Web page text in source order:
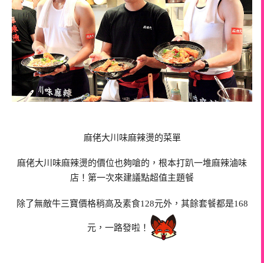
麻佬大川味麻辣燙的菜單
麻佬大川味麻辣燙的價位也夠嗆的，根本打趴一堆麻辣滷味
店！第一次來建議點超值主題餐
除了無敵牛三寶價格稍高及素食128元外，其餘套餐都是168
元，一路發啦！